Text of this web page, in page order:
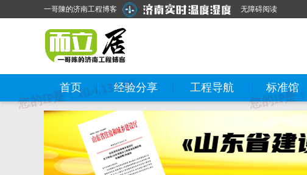
一哥陳的济南工程博客 无障碍阅读
首页 经验分享 工程导航 标准馆